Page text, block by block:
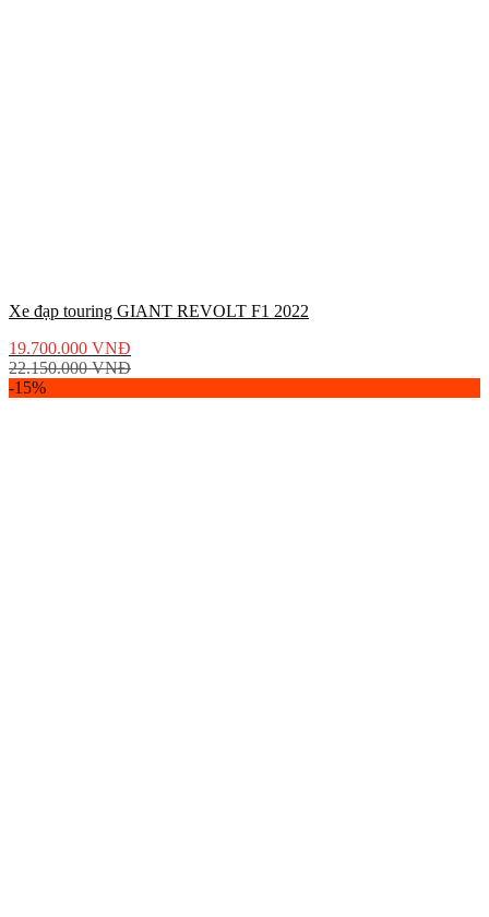
Xe đạp touring GIANT REVOLT F1 2022
19.700.000 VNĐ
22.150.000VNĐ
-15%